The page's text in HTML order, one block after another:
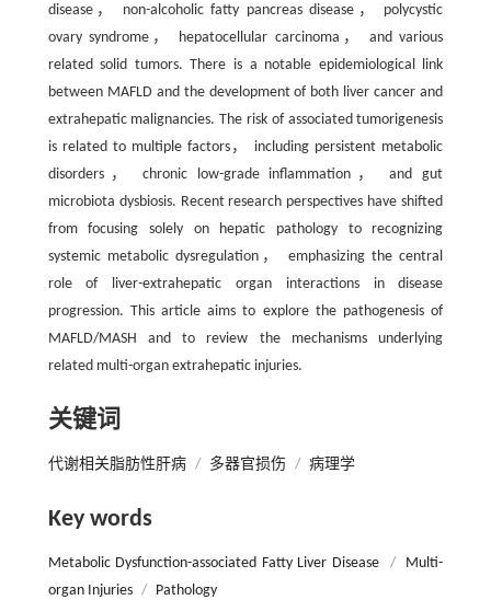
disease， non-alcoholic fatty pancreas disease， polycystic
ovary syndrome， hepatocellular carcinoma， and various
related solid tumors. There is a notable epidemiological link
between MAFLD and the development of both liver cancer and
extrahepatic malignancies. The risk of associated tumorigenesis
is related to multiple factors， including persistent metabolic
disorders， chronic low-grade inflammation， and gut
microbiota dysbiosis. Recent research perspectives have shifted
from focusing solely on hepatic pathology to recognizing
systemic metabolic dysregulation， emphasizing the central
role of liver-extrahepatic organ interactions in disease
progression. This article aims to explore the pathogenesis of
MAFLD/MASH and to review the mechanisms underlying
related multi-organ extrahepatic injuries.
关键词
代谢相关脂肪性肝病 / 多器官损伤 / 病理学
Key words
Metabolic Dysfunction-associated Fatty Liver Disease /
Multi-
organ Injuries / Pathology